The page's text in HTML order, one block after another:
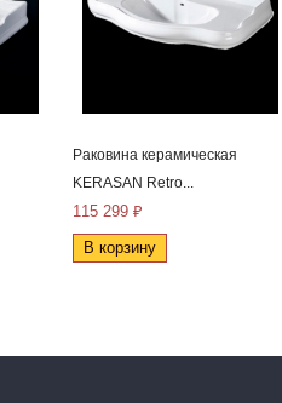
Раковина керамическая
KERASAN Retro...
115 299 ₽
В корзину